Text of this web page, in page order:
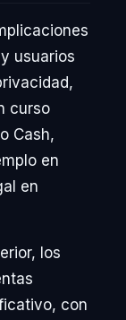
usuarios
curso
Cash,
en
en
los
con